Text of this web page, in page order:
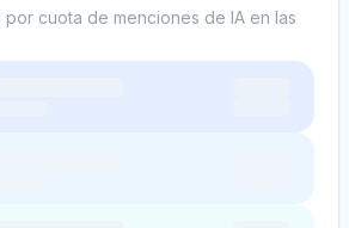
por cuota de menciones de IA en las